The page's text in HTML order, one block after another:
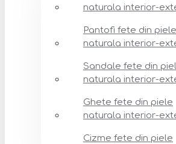
naturala interior-
Pantofi fete din piele
naturala interior-
Sandale fete din
naturala interior-
Ghete fete din piele
naturala interior-
Cizme fete din piele